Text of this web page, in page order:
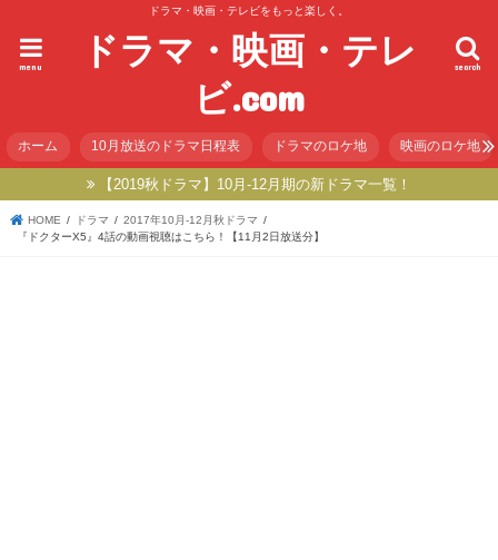
ドラマ・映画・テレビをもっと楽しく。
ドラマ・映画・テレ
ビ.com
search
menu
ホーム 10月放送のドラマ日程表 ドラマのロケ地 映画のロケ地
【2019秋ドラマ】10月-12月期の新ドラマ一覧！
HOME ドラマ
2017年10月-12月秋ドラマ
『ドクターX5』4話の動画視聴はこちら！【11月2日放送分】